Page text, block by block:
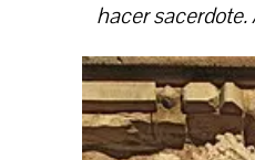
hacer sacerdote.